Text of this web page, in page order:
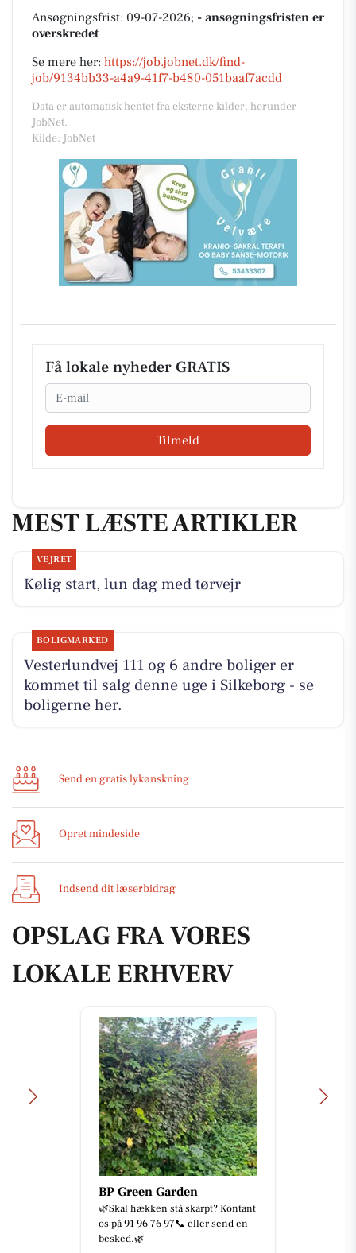
Ansøgningsfrist: 09-07-2026; - ansøgningsfristen er
overskredet
Se mere her: https://job.jobnet.dk/find-
job/9134bb33-a4a9-41f7-b480-051baaf7acdd
Data er automatisk hentet fra eksterne kilder, herunder
JobNet.
Kilde: JobNet
Få lokale nyheder GRATIS
Email
Tilmeld
MEST LÆSTE ARTIKLER
VEJRET
Kølig start, lun dag med tørvejr
BOLIGMARKED
Vesterlundvej 111 og 6 andre boliger er
kommet til salg denne uge i Silkeborg - se
boligerne her.
Send en gratis lykønskning
Opret mindeside
Indsend dit læserbidrag
OPSLAG FRA VORES
LOKALE ERHVERV
BP Green Garden
🌿Skal hækken stå skarpt? Kontant
os på 91 96 76 97📞 eller send en
besked.🌿